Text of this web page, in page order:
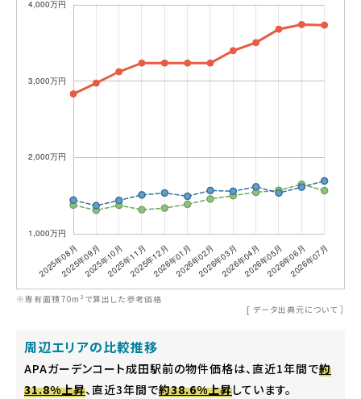
※専有面積70m²で算出した参考価格
[ データ出典元について ］
周辺エリアの比較推移
APAガーデンコート成田駅前の物件価格は、直近1年間で約
31.8%上昇、直近3年間で約38.6%上昇しています。